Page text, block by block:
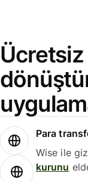
Para
Wise ile
kurunu